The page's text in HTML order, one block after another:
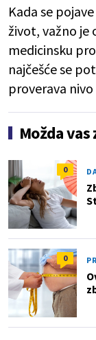
Kada se
život, važno
medicinsku
najčešće se
proverava
Možda
0
0